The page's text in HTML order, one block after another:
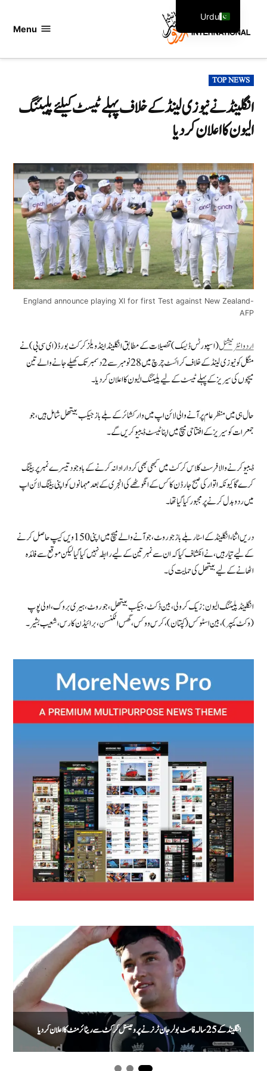
Menu
POSTED
IN
TOP NEWS
انگلینڈ نے نیوزی لینڈ کے خلاف پہلے ٹیسٹ کیلئے پلیئنگ
الیون کا اعلان کر دیا
England announce playing XI for first Test against New Zealand-
AFP
اردوانٹرنیشنل(اسپورٹس ڈیسک) تفصیلات کے مطابق انگلینڈ اینڈ ویلز کرکٹ بورڈ (ای سی بی) نے
منگل کو نیوزی لینڈ کے خلاف کرائسٹ چرچ میں 28 نومبر سے 2 دسمبر تک کھیلے جانے والے تین
میچوں کی سیریز کے پہلے ٹیسٹ کے لیے پلیئنگ الیون کا اعلان کر دیا۔
حال ہی میں منظر عام پر آنے والی لائن اپ میں وارکشائر کے بلے باز جیکب بیتھل شامل ہیں، جو
جمعرات کو سیریز کے افتتاحی میچ میں اپنا ٹیسٹ ڈیبیو کریں گے۔
ڈیبیو کرنے والا فرسٹ کلاس کرکٹ میں کبھی بھی کردار ادا نہ کرنے کے باوجود تیسرے نمبر پر بیٹنگ
کرے گا کیونکہ اتوار کی صبح جارڈن کاکس کے انگوٹھے کی انجری کے بعد مہمانوں کو اپنی بیٹنگ لائن اپ
میں ردوبدل کرنے پر مجبور کیا گیا تھا۔
دریں اثنا، انگلینڈ کے اسٹار بلے باز جو روٹ، جو آنے والے میچ میں اپنی 150 ویں کیپ حاصل کرنے
کے لیے تیار ہیں، نے انکشاف کیا کہ ان سے نمبر تین کے لیے رابطہ نہیں کیا گیا لیکن موقع سے فائدہ
اٹھانے کے لیے بیتھل کی حمایت کی۔
انگلینڈ پلیئنگ الیون:زیک کرولی، بین ڈکٹ، جیکب بیتھل، جو روٹ، ہیری بروک، اولی پوپ
(وکٹ کیپر)، بین اسٹوکس (کپتان)، کرس ووکس، گس اٹکنسن، برائیڈن کارس، شعیب بشیر۔
انگلینڈ کے 25 سالہ فاسٹ بولر جان ٹر نر نے پروفیشنل کرکٹ سے ریٹائرمنٹ کا اعلان کر دیا
Urdu
English